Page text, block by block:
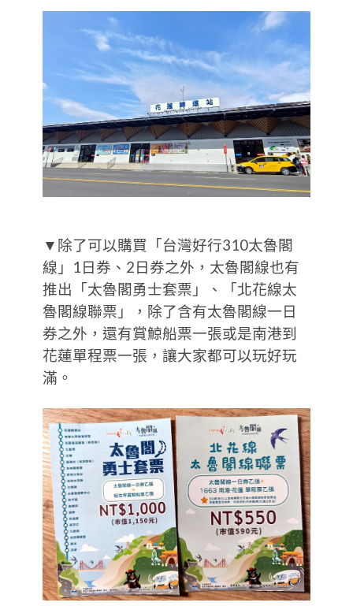
▼除了可以購買「台灣好行310太魯閣
線」1日券、2日券之外，太魯閣線也有
推出「太魯閣勇士套票」、「北花線太
魯閣線聯票」，除了含有太魯閣線一日
券之外，還有賞鯨船票一張或是南港到
花蓮單程票一張，讓大家都可以玩好玩
滿。